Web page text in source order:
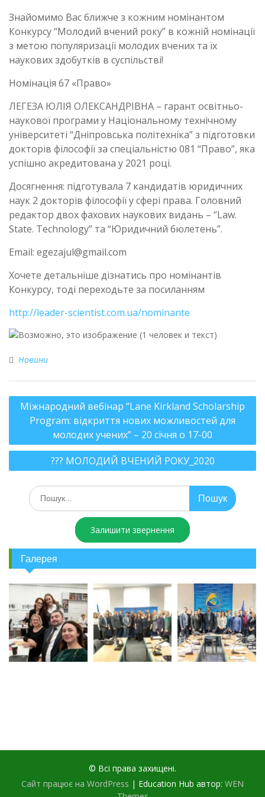
Знайомимо Вас ближче з кожним номінантом
Конкурсу “Молодий вчений року” в кожній номінації
з метою популяризації молодих вчених та їх
наукових здобутків в суспільстві!
Номінація 67 «Право»
ЛЕГЕЗА ЮЛІЯ ОЛЕКСАНДРІВНА – гарант освітньо-
наукової програми у Національному технічному
університеті “Дніпровська політехніка” з підготовки
докторів філософії за спеціальністю 081 “Право”, яка
успішно акредитована у 2021 році.
Досягнення: підготувала 7 кандидатів юридичних
наук 2 докторів філософії у сфері права. Головний
редактор двох фахових наукових видань – “Law.
State. Technology” та “Юридичний бюлетень”.
Email: egezajul@gmail.com
Хочете детальніше дізнатись про номінантів
Конкурсу, тоді переходьте за посиланням
http://leader-scientist.com.ua/nominante
Новини
Міжнародний вебінар “Lane Kirkland Scholarship
Program: відкриття нових можливостей для
молодих учених” – 20 січня о 17-00
??? МОЛОДИЙ ВЧЕНИЙ РОКУ_2020
Залишити звернення
Галерея
© Всі права захищені.
Сайт працює на WordPress | Education Hub автор: WEN